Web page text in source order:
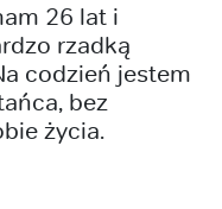
26 lat i
rzadką
codzień jestem
bez
życia.